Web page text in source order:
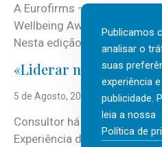
A Eurofirms – People first
Wellbeing Awards,
Nesta edição, a
«Liderar não é um
5 de Agosto, 2026
Consultor há mais de três
Experiência do Cliente,
Publicamos
analisar o
suas
experiência
publicidade.
leia a nossa
Política de